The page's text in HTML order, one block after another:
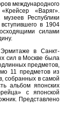
международного
«Крейсер «Варяг».
Республики
в 1904
силами
Эрмитаже в Санкт-
сил в Москве была
предметов,
11 предметов из
собранных в самой
альбом японских
с японской
Представлено